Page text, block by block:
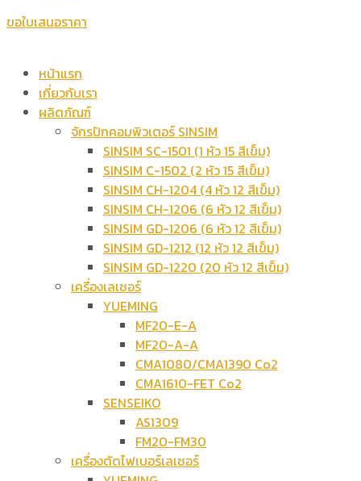
ขอใบเสนอราคา
หน้าแรก
เกี่ยวกับเรา
ผลิตภัณฑ์
จักรปักคอมพิวเตอร์ SINSIM
SINSIM SC-1501 (1 หัว 15 สีเข็ม)
SINSIM C-1502 (2 หัว 15 สีเข็ม)
SINSIM CH-1204 (4 หัว 12 สีเข็ม)
SINSIM CH-1206 (6 หัว 12 สีเข็ม)
SINSIM GD-1206 (6 หัว 12 สีเข็ม)
SINSIM GD-1212 (12 หัว 12 สีเข็ม)
SINSIM GD-1220 (20 หัว 12 สีเข็ม)
เครื่องเลเซอร์
YUEMING
MF20-E-A
MF20-A-A
CMA1080/CMA1390 Co2
CMA1610-FET Co2
SENSEIKO
AS1309
FM20-FM30
เครื่องตัดไฟเบอร์เลเซอร์